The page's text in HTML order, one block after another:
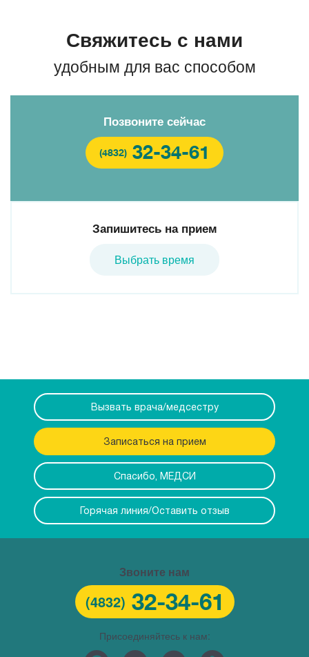
Свяжитесь с нами
удобным для вас способом
Позвоните сейчас
(4832) 32-34-61
Запишитесь на прием
Выбрать время
Вызвать врача/медсестру
Записаться на прием
Спасибо, МЕДСИ
Горячая линия/Оставить отзыв
Звоните нам
(4832) 32-34-61
Присоединяйтесь к нам: